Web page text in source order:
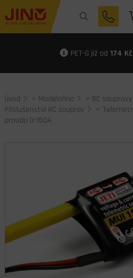
PET-G již od 174
Úvod > Modelařina > RC
Příslušenství RC souprav
>
proudu 0-150A